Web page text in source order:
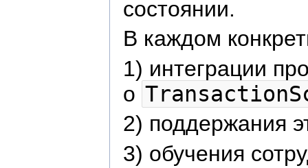
состоянии.
В каждом
1) интеграции
о
2) поддержания
3) обучения